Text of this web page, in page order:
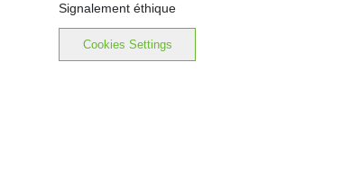
Signalement éthique
Cookies Settings